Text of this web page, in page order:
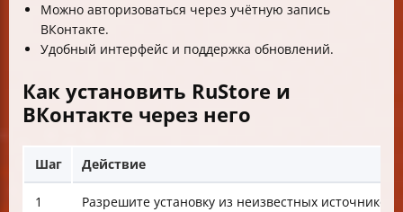
Можно авторизоваться через учётную запись
ВКонтакте.
Удобный интерфейс и поддержка обновлений.
Как установить RuStore и
ВКонтакте через него
Шаг Действие
1 Разрешите установку из неизвестных источников